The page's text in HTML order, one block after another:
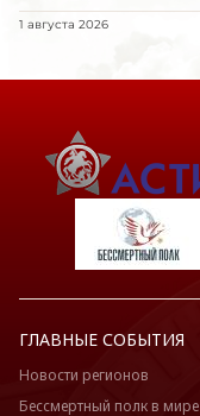
1 августа 2026
ГЛАВНЫЕ СОБЫТИЯ
Новости регионов
Бессмертный полк в мире